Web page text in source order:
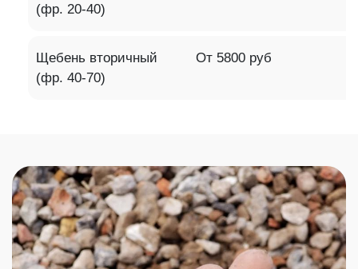
(фр. 20-40)
Щебень вторичный
(фр. 40-70)
От 5800 руб